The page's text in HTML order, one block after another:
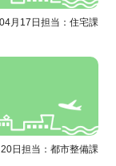
月17日 担当：住宅課
日 担当：都市整備課